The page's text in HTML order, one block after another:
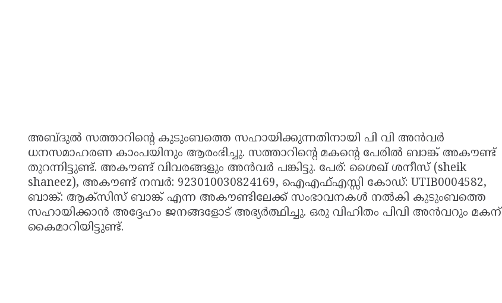
അബ്ദുൽ സത്താറിന്റെ കുടുംബത്തെ സഹായിക്കുന്നതിനായി പി വി അൻവർ
ധനസമാഹരണ കാംപയിനും ആരംഭിച്ചു. സത്താറിന്റെ മകന്റെ പേരിൽ ബാങ്ക് അകൗണ്ട്
തുറന്നിട്ടുണ്ട്. അകൗണ്ട് വിവരങ്ങളും അൻവർ പങ്കിട്ടു. പേര്: ശൈഖ് ശനീസ് (sheik
shaneez), അകൗണ്ട് നമ്പർ: 923010030824169, ഐഎഫ്‌എസ്സി കോഡ്: UTIB0004582,
ബാങ്ക്: ആക്സിസ് ബാങ്ക് എന്ന അകൗണ്ടിലേക്ക് സംഭാവനകൾ നൽകി കുടുംബത്തെ
സഹായിക്കാൻ അദ്ദേഹം ജനങ്ങളോട് അഭ്യർത്ഥിച്ചു. ഒരു വിഹിതം പിവി അൻവറും മകന്
കൈമാറിയിട്ടുണ്ട്.